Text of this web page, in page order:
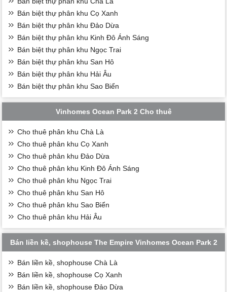
Bán biệt thự phân khu Cọ Xanh
Bán biệt thự phân khu Đảo Dừa
Bán biệt thự phân khu Kinh Đô Ánh Sáng
Bán biệt thự phân khu Ngọc Trai
Bán biệt thự phân khu San Hô
Bán biệt thự phân khu Hải Âu
Bán biệt thự phân khu Sao Biển
Vinhomes Ocean Park 2 Cho thuê
Cho thuê phân khu Chà Là
Cho thuê phân khu Cọ Xanh
Cho thuê phân khu Đảo Dừa
Cho thuê phân khu Kinh Đô Ánh Sáng
Cho thuê phân khu Ngọc Trai
Cho thuê phân khu San Hô
Cho thuê phân khu Sao Biển
Cho thuê phân khu Hải Âu
Bán liền kề, shophouse The Empire Vinhomes Ocean Park 2
Bán liền kề, shophouse Chà Là
Bán liền kề, shophouse Cọ Xanh
Bán liền kề, shophouse Đảo Dừa